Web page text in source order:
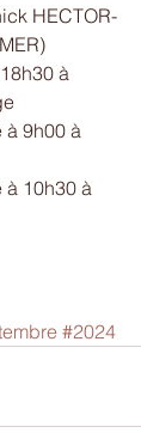
HECTOR-
à
à 9h00 à
à 10h30 à
#2024